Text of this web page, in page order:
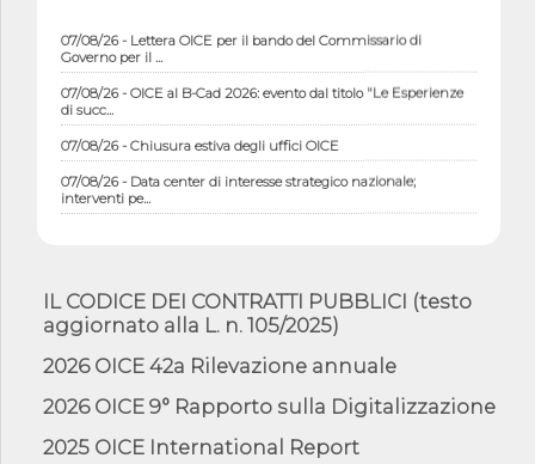
07/08/26 - Lettera OICE per il bando del Commissario di
Governo per il ...
07/08/26 - OICE al B-Cad 2026: evento dal titolo "Le Esperienze
di succ...
07/08/26 - Chiusura estiva degli uffici OICE
07/08/26 - Data center di interesse strategico nazionale;
interventi pe...
sussistenza di...
07/08/26 - Tunnel Brennero, dal Cipess via libera al quinto lotto
su a...
06/08/26 - Dal 3 agosto in vigore l'obbligo di energie rinnovabili
con ...
IL CODICE DEI CONTRATTI PUBBLICI (testo
aggiornato alla L. n. 105/2025)
2026 OICE 42a Rilevazione annuale
2026 OICE 9° Rapporto sulla Digitalizzazione
2025 OICE International Report